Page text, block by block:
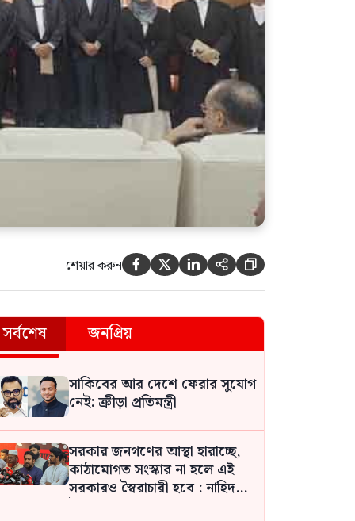
শেয়ার করুন     
সর্বশেষ জনপ্রিয়
সাকিবের আর দেশে ফেরার সুযোগ
নেই: ক্রীড়া প্রতিমন্ত্রী
সরকার জনগণের আস্থা হারাচ্ছে,
কাঠামোগত সংস্কার না হলে এই
সরকারও স্বৈরাচারী হবে : নাহিদ
ইসলাম